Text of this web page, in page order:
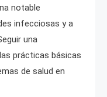
notable
infecciosas y a
una
prácticas básicas
de salud en